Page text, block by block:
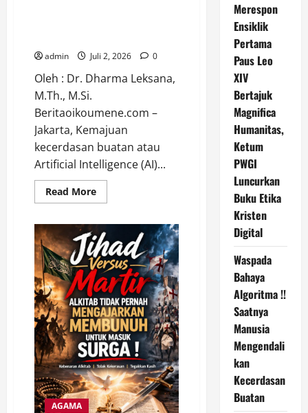
admin Juli 2, 2026 0
Oleh : Dr. Dharma Leksana,
M.Th., M.Si.
Beritaoikoumene.com –
Jakarta, Kemajuan
kecerdasan buatan atau
Artificial Intelligence (AI)...
Read MoreRead
more
Bahaya
Algoritma
!!
Saatnya
Manusia
Mengendalikan
Kecerdasan
Buatan
AGAMA
Merespon
Ensiklik
Pertama
Paus Leo
XIV
Bertajuk
Magnifica
Humanitas,
Ketum
PWGI
Luncurkan
Buku Etika
Kristen
Digital
Waspada
Bahaya
Algoritma !!
Saatnya
Manusia
Mengendali
kan
Kecerdasan
Buatan